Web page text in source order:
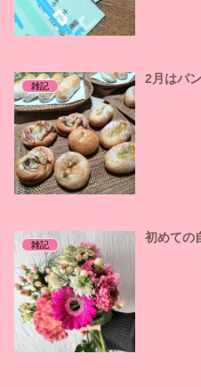
雑記
2月はパ
雑記
初めての